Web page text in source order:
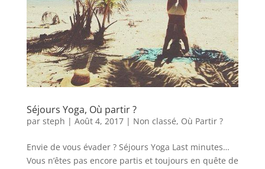
Séjours Yoga, Où partir ?
par steph | Août 4, 2017| Non classé, Où Partir ?
Envie de vous évader ? Séjours Yoga Last minutes…
Vous n’êtes pas encore partis et toujours en quête de